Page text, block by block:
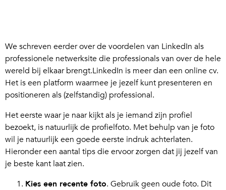
We schreven eerder over de voordelen van LinkedIn als
professionele netwerksite die professionals van over de hele
wereld bij elkaar brengt.LinkedIn is meer dan een online cv.
Het is een platform waarmee je jezelf kunt presenteren en
positioneren als (zelfstandig) professional.
Het eerste waar je naar kijkt als je iemand zijn profiel
bezoekt, is natuurlijk de profielfoto. Met behulp van je foto
wil je natuurlijk een goede eerste indruk achterlaten.
Hieronder een aantal tips die ervoor zorgen dat jij jezelf van
je beste kant laat zien.
Kies een recente foto. Gebruik geen oude foto. Dit